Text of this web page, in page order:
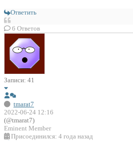
Ответить
6 Ответов
Записи: 41
tmarat7
2022-06-24 12:16
(@tmarat7)
Eminent Member
Присоединился: 4 года назад